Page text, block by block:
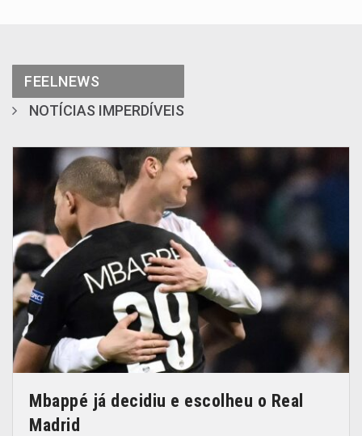
FEELNEWS
NOTÍCIAS IMPERDÍVEIS
Mbappé já decidiu e escolheu o Real
Madrid